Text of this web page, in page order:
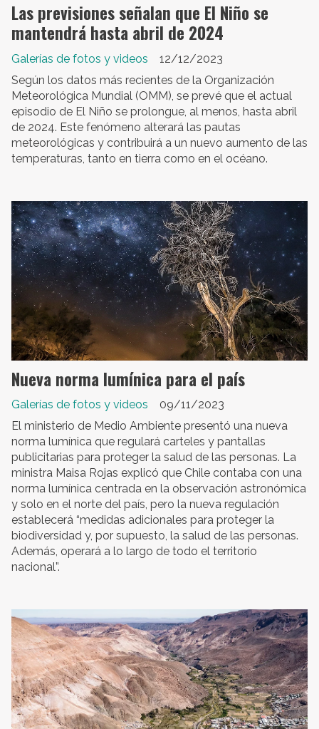
Las previsiones señalan que El Niño se
mantendrá hasta abril de 2024
Galerías de fotos y videos
12/12/2023
Según los datos más recientes de la Organización
Meteorológica Mundial (OMM), se prevé que el actual
episodio de El Niño se prolongue, al menos, hasta abril
de 2024. Este fenómeno alterará las pautas
meteorológicas y contribuirá a un nuevo aumento de las
temperaturas, tanto en tierra como en el océano.
Nueva norma lumínica para el país
Galerías de fotos y videos
09/11/2023
El ministerio de Medio Ambiente presentó una nueva
norma lumínica que regulará carteles y pantallas
publicitarias para proteger la salud de las personas. La
ministra Maisa Rojas explicó que Chile contaba con una
norma lumínica centrada en la observación astronómica
y solo en el norte del país, pero la nueva regulación
establecerá “medidas adicionales para proteger la
biodiversidad y, por supuesto, la salud de las personas.
Además, operará a lo largo de todo el territorio
nacional”.